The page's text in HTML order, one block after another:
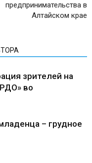
предпринимательства в
Алтайском крае
зрителей на
во
– грудное